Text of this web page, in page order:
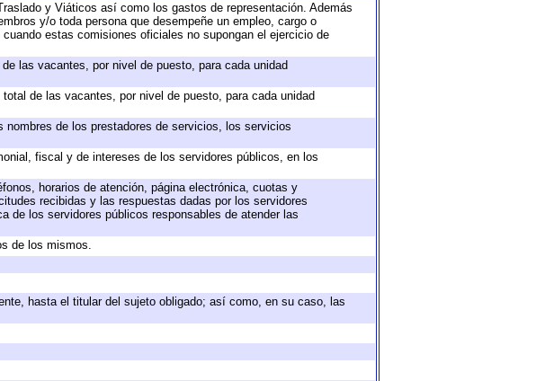
y Viáticos así como los gastos de representación. Además
y/o toda persona que desempeñe un empleo, cargo o
estas comisiones oficiales no supongan el ejercicio de
las vacantes, por nivel de puesto, para cada unidad
de las vacantes, por nivel de puesto, para cada unidad
de los prestadores de servicios, los servicios
fiscal y de intereses de los servidores públicos, en los
horarios de atención, página electrónica, cuotas y
recibidas y las respuestas dadas por los servidores
de los servidores públicos responsables de atender las
de los mismos.
hasta el titular del sujeto obligado; así como, en su caso, las